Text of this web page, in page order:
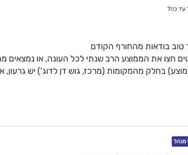
עד כה?
טוב בודאות מהחורף הקודם
חצו את הממוצע הרב שנתי לכל העונה, או נמצאים
לממוצע) בחלק מהמקומות (מרכז, גוש דן לדוג') יש
מנהל